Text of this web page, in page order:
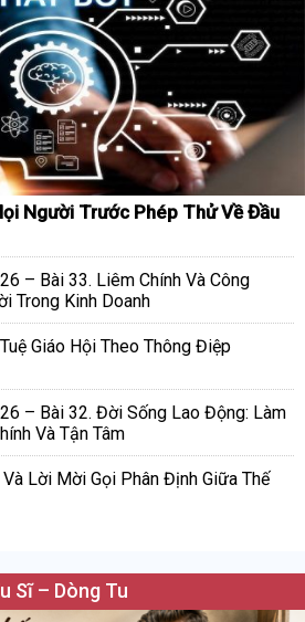
Người Trước Phép Thử Về Đầu
– Bài 33. Liêm Chính Và Công
Trong Kinh Doanh
Giáo Hội Theo Thông Điệp
– Bài 32. Đời Sống Lao Động: Làm
Và Tận Tâm
Lời Mời Gọi Phân Định Giữa Thế
Sĩ – Dòng Tu